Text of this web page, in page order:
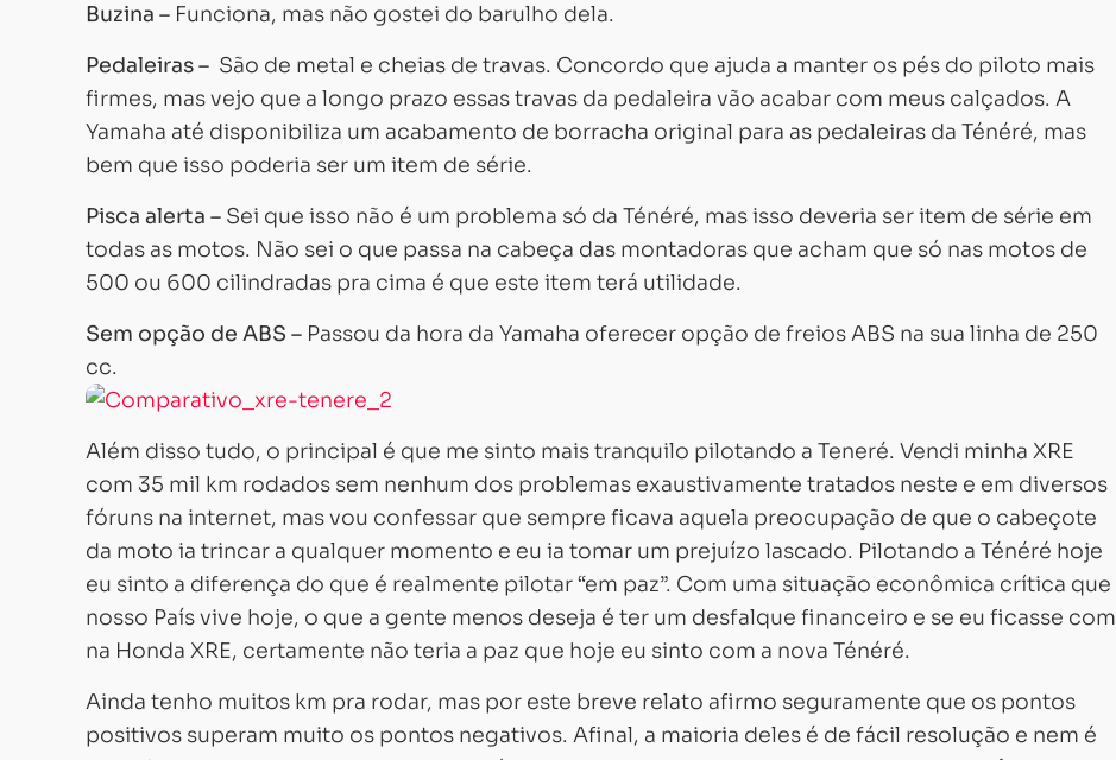
Buzina – Funciona, mas não gostei do barulho dela.
Pedaleiras – São de metal e cheias de travas. Concordo que ajuda a manter os pés do piloto mais
firmes, mas vejo que a longo prazo essas travas da pedaleira vão acabar com meus calçados. A
Yamaha até disponibiliza um acabamento de borracha original para as pedaleiras da Ténéré, mas
bem que isso poderia ser um item de série.
Pisca alerta – Sei que isso não é um problema só da Ténéré, mas isso deveria ser item de série em
todas as motos. Não sei o que passa na cabeça das montadoras que acham que só nas motos de
500 ou 600 cilindradas pra cima é que este item terá utilidade.
Sem opção de ABS – Passou da hora da Yamaha oferecer opção de freios ABS na sua linha de 250
cc.
Além disso tudo, o principal é que me sinto mais tranquilo pilotando a Teneré. Vendi minha XRE
com 35 mil km rodados sem nenhum dos problemas exaustivamente tratados neste e em diversos
fóruns na internet, mas vou confessar que sempre ficava aquela preocupação de que o cabeçote
da moto ia trincar a qualquer momento e eu ia tomar um prejuízo lascado. Pilotando a Ténéré hoje
eu sinto a diferença do que é realmente pilotar “em paz”. Com uma situação econômica crítica que
nosso País vive hoje, o que a gente menos deseja é ter um desfalque financeiro e se eu ficasse com
na Honda XRE, certamente não teria a paz que hoje eu sinto com a nova Ténéré.
Ainda tenho muitos km pra rodar, mas por este breve relato afirmo seguramente que os pontos
positivos superam muito os pontos negativos. Afinal, a maioria deles é de fácil resolução e nem é